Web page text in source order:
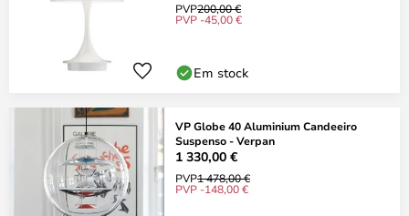
PVP200,00 €
PVP -45,00 €
Em stock
VP Globe 40 Aluminium Candeeiro
Suspenso - Verpan
1 330,00 €
PVP1 478,00 €
PVP -148,00 €